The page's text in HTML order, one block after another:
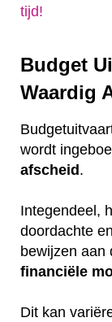
tijd!
Budget
Waardig
wordt
afscheid .
Integendeel,
doordachte
bewijzen aan
financiële
Dit kan